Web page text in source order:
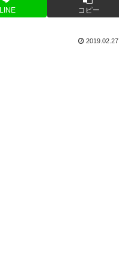
LINE コピー
2019.02.27